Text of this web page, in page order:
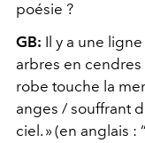
poésie ?
GB: Il y a une
arbres en
robe touche la
anges / souffrant
ciel. » (en anglais